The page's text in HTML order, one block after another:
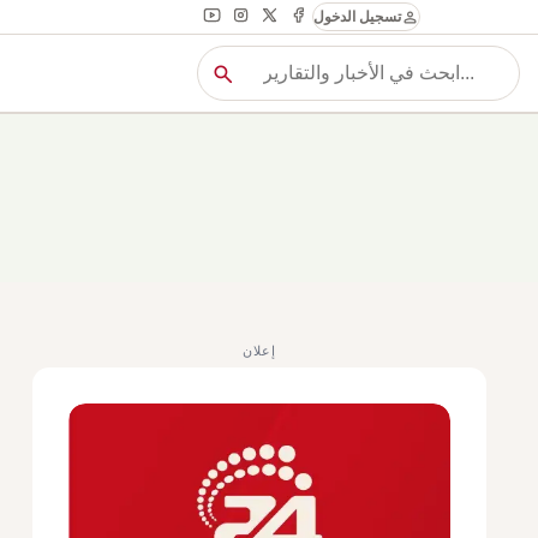
personتسجيل الدخول
بحث search
إعلان